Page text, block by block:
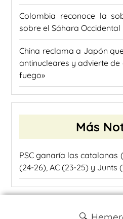
Colombia reconoce la
sobre el Sáhara Occidental
China reclama a Japón
antinucleares y advierte
fuego»
Más
PSC ganaría las catalanas
(24-26), AC (23-25) y Junts